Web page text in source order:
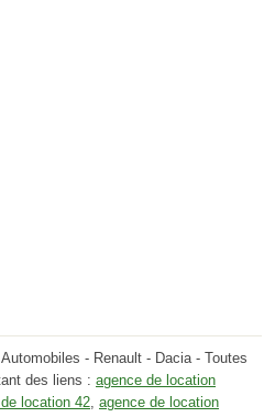
- Renault - Dacia - Toutes
des liens : agence de location
location 42, agence de location